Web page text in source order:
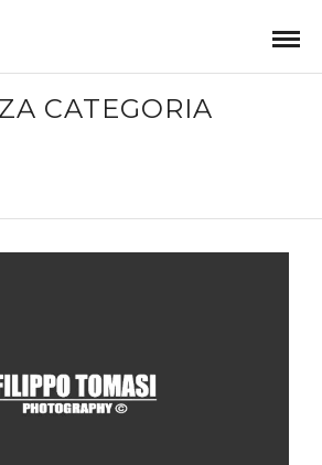
CATEGORIA